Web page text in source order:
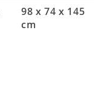
98 x 74 x 145
cm